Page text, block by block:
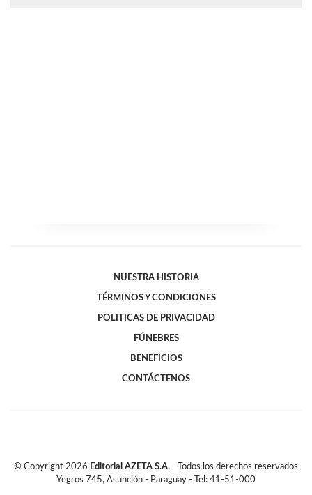
NUESTRA HISTORIA
TÉRMINOS Y CONDICIONES
POLITICAS DE PRIVACIDAD
FÚNEBRES
BENEFICIOS
CONTÁCTENOS
© Copyright 2026 Editorial AZETA S.A. - Todos los derechos reservados
Yegros 745, Asunción - Paraguay - Tel: 41-51-000